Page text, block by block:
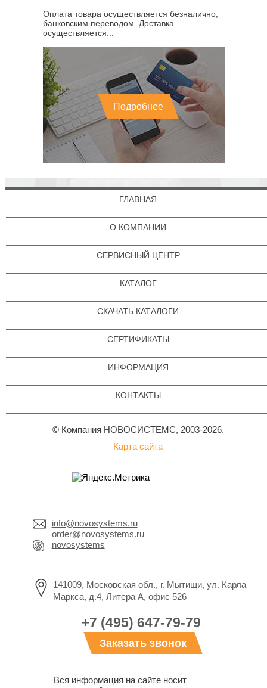
Оплата товара осуществляется безналично,
банковским переводом. Доставка
осуществляется...
Подробнее
ГЛАВНАЯ
О КОМПАНИИ
СЕРВИСНЫЙ ЦЕНТР
КАТАЛОГ
СКАЧАТЬ КАТАЛОГИ
СЕРТИФИКАТЫ
ИНФОРМАЦИЯ
КОНТАКТЫ
© Компания НОВОСИСТЕМС, 2003-2026.
Карта сайта
info@novosystems.ru
order@novosystems.ru
novosystems
141009, Московская обл., г. Мытищи, ул. Карла
Маркса, д.4, Литера А, офис 526
+7 (495) 647-79-79
Заказать звонок
Вся информация на сайте носит